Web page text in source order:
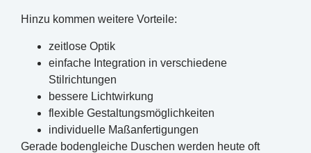
Hinzu kommen weitere Vorteile:
zeitlose Optik
einfache Integration in verschiedene
Stilrichtungen
bessere Lichtwirkung
flexible Gestaltungsmöglichkeiten
individuelle Maßanfertigungen
Gerade bodengleiche Duschen werden heute oft